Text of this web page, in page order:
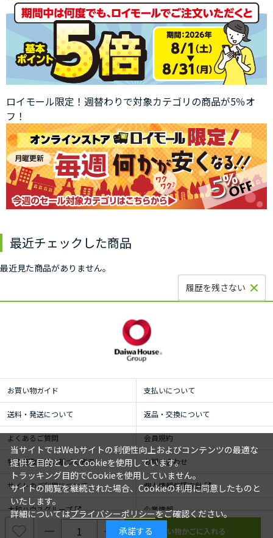
ロイモール限定！週替わりで対象カテゴリの商品が5％オ
フ！
最近チェックした商品
最近見た商品がありません。
履歴を残さない
お買い物ガイド 支払いについて
送料・発送について 返品・交換について
よくあるご質問 会員規約
特定商取引法に基づく表示 お問い合わせ
サイトのご利用について 個人情報保護方針
大和ハウスグループ 企業情報
当サイトではWebサイトの利便性向上およびコンテンツの最適な
提供を目的としてCookieを使用しています。
トラッキング目的でCookieを使用していません。
サイトの閲覧を継続された場合、Cookieの利用に同意したものと
いたします。
詳細についてはプライバシーポリシーをご確認ください。
承諾する